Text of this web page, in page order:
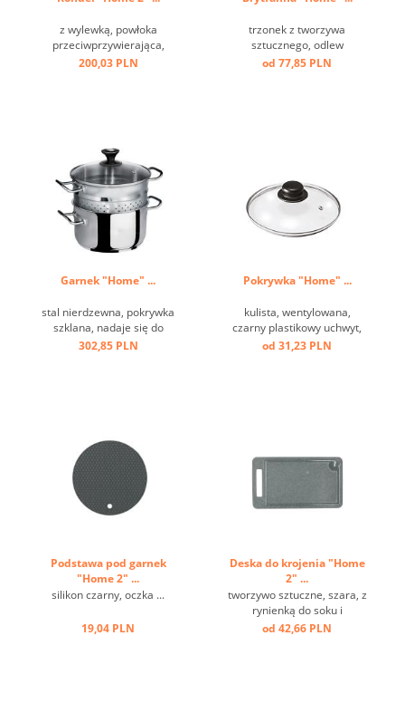
z wylewką, powłoka
przeciwprzywierająca,
trzonek z tworzywa
200,03 PLN
trzonek z tworzywa
sztucznego, odlew
aluminiowy, przeciw
od 77,85 PLN
Garnek "Home" ...
stal nierdzewna, pokrywka
szklana, nadaje się do
indukcji ...
302,85 PLN
Pokrywka "Home" ...
kulista, wentylowana,
czarny plastikowy uchwyt,
szkło, obręcz ze stali
od 31,23 PLN
Podstawa pod garnek
"Home 2" ...
silikon czarny, oczka ...
19,04 PLN
Deska do krojenia "Home
2" ...
tworzywo sztuczne, szara, z
rynienką do soku i
uchwytem ...
od 42,66 PLN